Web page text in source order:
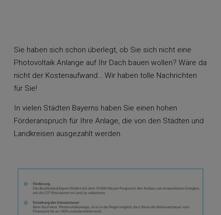
Sie haben sich schon überlegt, ob Sie sich nicht eine
Photovoltaik Anlange auf Ihr Dach bauen wollen? Wäre da
nicht der Kostenaufwand… Wir haben tolle Nachrichten
für Sie!
In vielen Städten Bayerns haben Sie einen hohen
Förderanspruch für Ihre Anlage, die von den Städten und
Landkreisen ausgezahlt werden.